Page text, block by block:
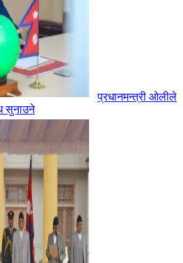
प्रधानमन्त्री ओलीले
सुनाउने